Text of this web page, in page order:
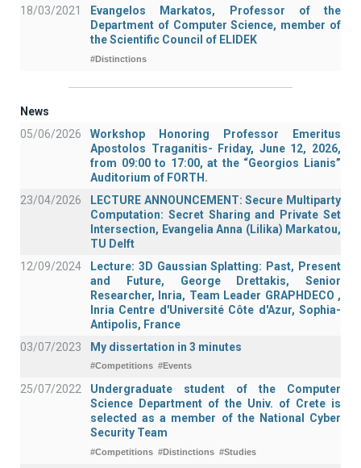
18/03/2021
Evangelos Markatos, Professor of the
Department of Computer Science, member of
the Scientific Council of ELIDEK
#Distinctions
News
05/06/2026
Workshop Honoring Professor Emeritus
Apostolos Traganitis- Friday, June 12, 2026,
from 09:00 to 17:00, at the “Georgios Lianis”
Auditorium of FORTH.
23/04/2026
LECTURE ANNOUNCEMENT: Secure Multiparty
Computation: Secret Sharing and Private Set
Intersection, Evangelia Anna (Lilika) Markatou,
TU Delft
12/09/2024
Lecture: 3D Gaussian Splatting: Past, Present
and Future, George Drettakis, Senior
Researcher, Inria, Team Leader GRAPHDECO ,
Inria Centre d'Université Côte d'Azur, Sophia-
Antipolis, France
03/07/2023
My dissertation in 3 minutes
#Competitions #Events
25/07/2022
Undergraduate student of the Computer
Science Department of the Univ. of Crete is
selected as a member of the National Cyber
Security Team
#Competitions #Distinctions #Studies